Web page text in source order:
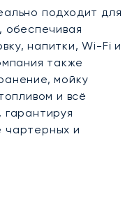
подходит для
обеспечивая
напитки, Wi-Fi и
также
мойку
и всё
чартерных и